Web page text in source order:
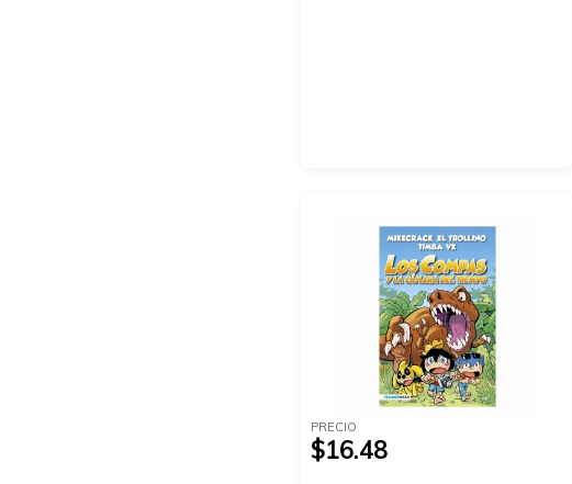
PRECIO
$16.48